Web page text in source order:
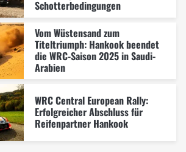
Schotterbedingungen
Vom Wüstensand zum
Titeltriumph: Hankook beendet
die WRC-Saison 2025 in Saudi-
Arabien
WRC Central European Rally:
Erfolgreicher Abschluss für
Reifenpartner Hankook